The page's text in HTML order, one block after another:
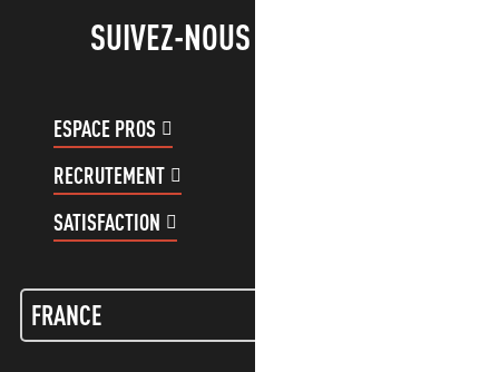
SUIVEZ-NOUS !
ESPACE PROS
RECRUTEMENT
SATISFACTION